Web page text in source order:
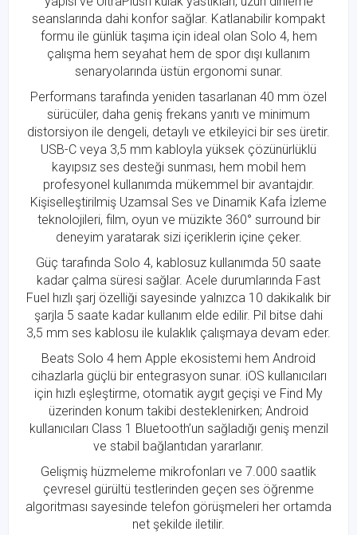
seanslarında dahi konfor sağlar. Katlanabilir kompakt
formu ile günlük taşıma için ideal olan Solo 4, hem
çalışma hem seyahat hem de spor dışı kullanım
senaryolarında üstün ergonomi sunar.
Performans tarafında yeniden tasarlanan 40 mm özel
sürücüler, daha geniş frekans yanıtı ve minimum
distorsiyon ile dengeli, detaylı ve etkileyici bir ses üretir.
USB-C veya 3,5 mm kabloyla yüksek çözünürlüklü
kayıpsız ses desteği sunması, hem mobil hem
profesyonel kullanımda mükemmel bir avantajdır.
Kişiselleştirilmiş Uzamsal Ses ve Dinamik Kafa İzleme
teknolojileri, film, oyun ve müzikte 360° surround bir
deneyim yaratarak sizi içeriklerin içine çeker.
Güç tarafında Solo 4, kablosuz kullanımda 50 saate
kadar çalma süresi sağlar. Acele durumlarında Fast
Fuel hızlı şarj özelliği sayesinde yalnızca 10 dakikalık bir
şarjla 5 saate kadar kullanım elde edilir. Pil bitse dahi
3,5 mm ses kablosu ile kulaklık çalışmaya devam eder.
Beats Solo 4 hem Apple ekosistemi hem Android
cihazlarla güçlü bir entegrasyon sunar. iOS kullanıcıları
için hızlı eşleştirme, otomatik aygıt geçişi ve Find My
üzerinden konum takibi desteklenirken; Android
kullanıcıları Class 1 Bluetooth’un sağladığı geniş menzil
ve stabil bağlantıdan yararlanır.
Gelişmiş hüzmeleme mikrofonları ve 7.000 saatlik
çevresel gürültü testlerinden geçen ses öğrenme
algoritması sayesinde telefon görüşmeleri her ortamda
net şekilde iletilir.